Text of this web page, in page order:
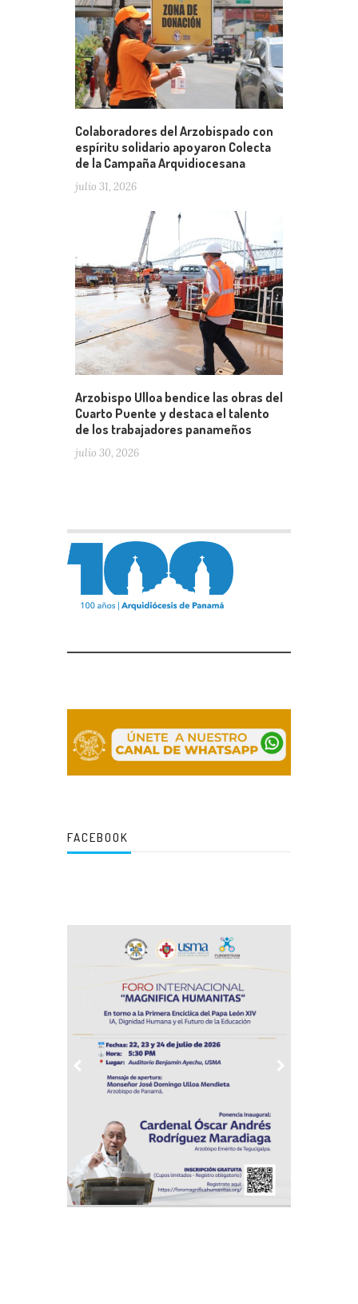
Colaboradores del Arzobispado con
espíritu solidario apoyaron Colecta
de la Campaña Arquidiocesana
julio 31, 2026
Arzobispo Ulloa bendice las obras del
Cuarto Puente y destaca el talento
de los trabajadores panameños
julio 30, 2026
FACEBOOK